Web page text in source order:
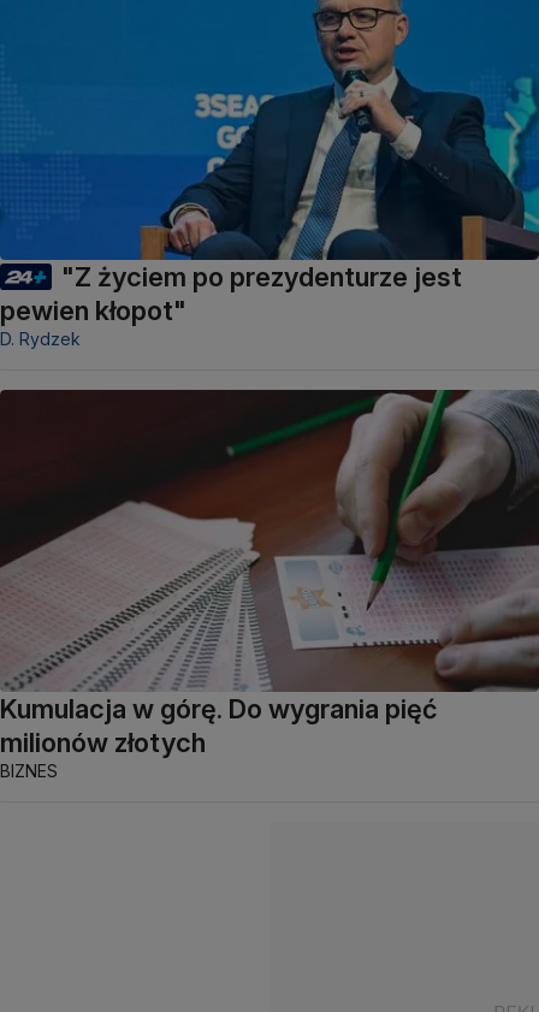
"Z życiem po prezydenturze jest
pewien kłopot"
D. Rydzek
Kumulacja w górę. Do wygrania pięć
milionów złotych
BIZNES